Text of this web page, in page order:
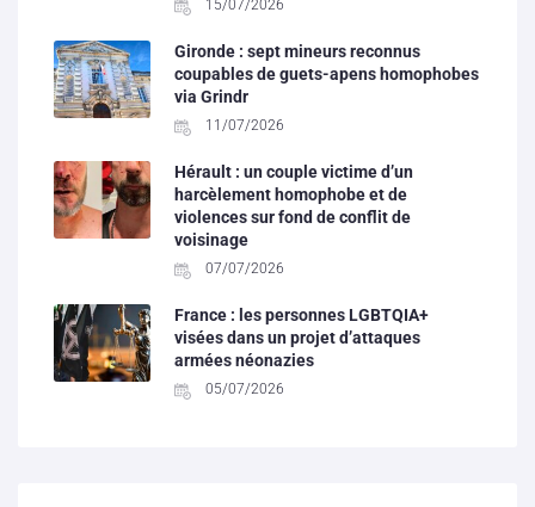
15/07/2026
Gironde : sept mineurs reconnus
coupables de guets-apens homophobes
via Grindr
11/07/2026
Hérault : un couple victime d’un
harcèlement homophobe et de
violences sur fond de conflit de
voisinage
07/07/2026
France : les personnes LGBTQIA+
visées dans un projet d’attaques
armées néonazies
05/07/2026